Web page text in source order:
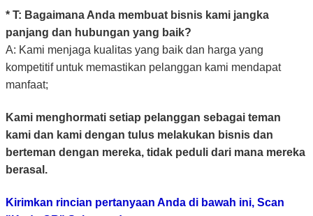
* T: Bagaimana Anda membuat bisnis kami jangka
panjang dan hubungan yang baik?
A: Kami menjaga kualitas yang baik dan harga yang
kompetitif untuk memastikan pelanggan kami mendapat
manfaat;
Kami menghormati setiap pelanggan sebagai teman
kami dan kami dengan tulus melakukan bisnis dan
berteman dengan mereka, tidak peduli dari mana mereka
berasal.
Kirimkan rincian pertanyaan Anda di bawah ini, Scan